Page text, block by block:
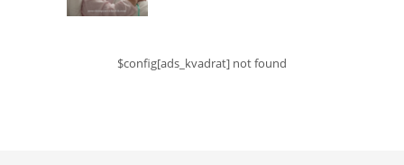
$config[ads_kvadrat] not found